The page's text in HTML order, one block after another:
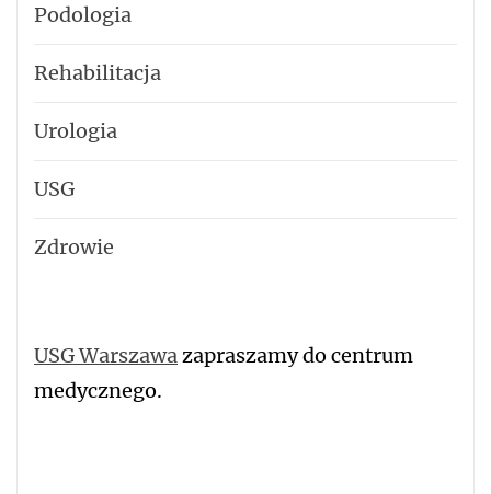
Podologia
Rehabilitacja
Urologia
USG
Zdrowie
USG Warszawa zapraszamy do centrum
medycznego.